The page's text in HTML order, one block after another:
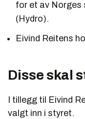
for et av Norges
(Hydro).
Eivind Reitens
Disse skal
I tillegg til Eivind
valgt inn i styret.